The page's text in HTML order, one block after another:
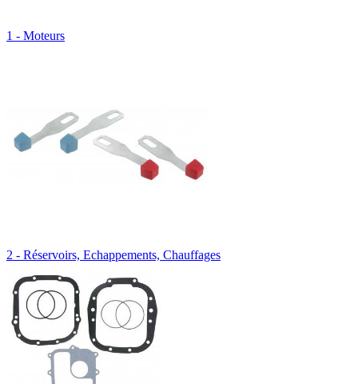
1 - Moteurs
2 - Réservoirs, Echappements, Chauffages